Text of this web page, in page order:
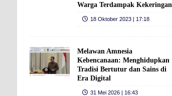
Warga Terdampak Kekeringan
18 Oktober 2023 | 17:18
Melawan Amnesia
Kebencanaan: Menghidupkan
Tradisi Bertutur dan Sains di
Era Digital
31 Mei 2026 | 16:43